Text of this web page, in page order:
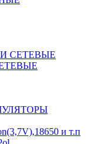
СЕТЕВЫЕ
и т.п